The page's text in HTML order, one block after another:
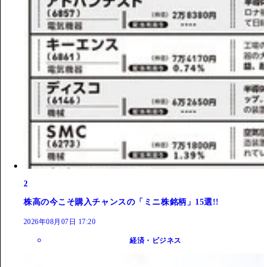
2
株高の今こそ購入チャンスの「ミニ株銘柄」15選!!
2026年08月07日 17:20
経済・ビジネス